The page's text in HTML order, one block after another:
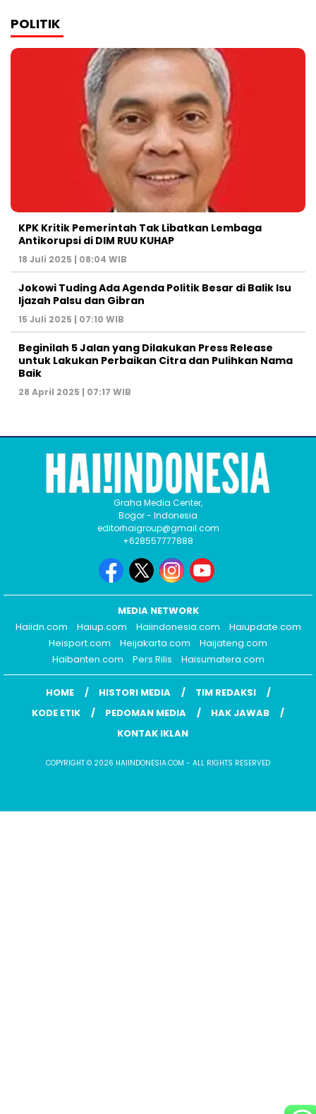
POLITIK
KPK Kritik Pemerintah Tak Libatkan Lembaga
Antikorupsi di DIM RUU KUHAP
18 Juli 2025 | 08:04 WIB
Jokowi Tuding Ada Agenda Politik Besar di Balik Isu
Ijazah Palsu dan Gibran
15 Juli 2025 | 07:10 WIB
Beginilah 5 Jalan yang Dilakukan Press Release
untuk Lakukan Perbaikan Citra dan Pulihkan Nama
Baik
28 April 2025 | 07:17 WIB
Graha Media Center,
Bogor - Indonesia
editorhaigroup@gmail.com
+628557777888
MEDIA NETWORK
Haiidn.com
Haiup.com Haiindonesia.com
Haiupdate.com
Heisport.com
Heijakarta.com
Haijateng.com
Haibanten.com
Pers Rilis Haisumatera.com
HOME HISTORI MEDIA
TIM REDAKSI
KODE ETIK
PEDOMAN MEDIA
HAK JAWAB
KONTAK IKLAN
COPYRIGHT © 2026 HAIINDONESIA.COM - ALL RIGHTS RESERVED